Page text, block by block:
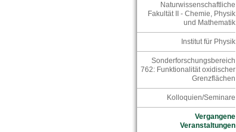
Naturwissenschaftliche
Fakultät II - Chemie, Physik
und Mathematik
Institut für Physik
Sonderforschungsbereich
762: Funktionalität oxidischer
Grenzflächen
Kolloquien/Seminare
Vergangene
Veranstaltungen